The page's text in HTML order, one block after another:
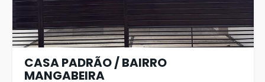
CASA PADRÃO / BAIRRO
MANGABEIRA